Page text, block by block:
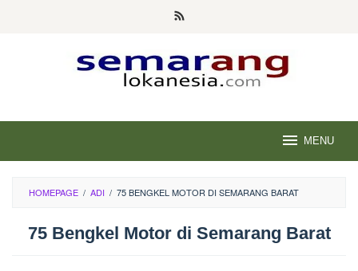
MENU
HOMEPAGE / ADI / 75 BENGKEL MOTOR DI SEMARANG BARAT
75 Bengkel Motor di Semarang Barat